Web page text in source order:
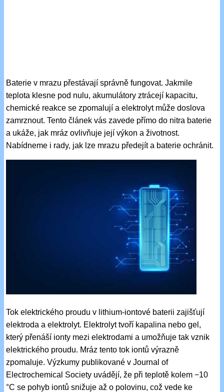
Baterie v mrazu přestávají správně fungovat. Jakmile
teplota klesne pod nulu, akumulátory ztrácejí kapacitu,
chemické reakce se zpomalují a elektrolyt může doslova
zamrznout. Tento článek vás zavede přímo do nitra baterie
a ukáže, jak mráz ovlivňuje její výkon a životnost.
Nabídneme i rady, jak lze mrazu předejít a baterie ochránit.
Tok elektrického proudu v lithium-iontové baterii zajišťují
elektroda a elektrolyt. Elektrolyt tvoří kapalina nebo gel,
který přenáší ionty mezi elektrodami a umožňuje tak vznik
elektrického proudu. Mráz tento tok iontů výrazně
zpomaluje. Výzkumy publikované v Journal of
Electrochemical Society uvádějí, že při teplotě kolem −10
°C se pohyb iontů snižuje až o polovinu, což vede ke